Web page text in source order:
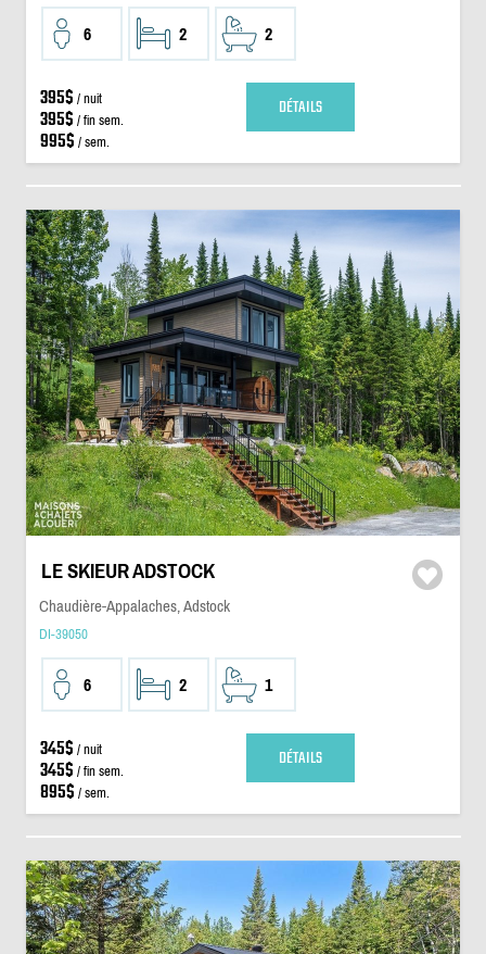
6 2 2
395$ / nuit
395$ / fin sem.
995$ / sem.
DÉTAILS
LE SKIEUR ADSTOCK
Chaudière-Appalaches, Adstock
DI-39050
6 2 1
345$ / nuit
345$ / fin sem.
895$ / sem.
DÉTAILS